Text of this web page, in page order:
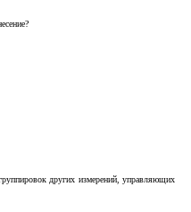
других измерений, управляющих